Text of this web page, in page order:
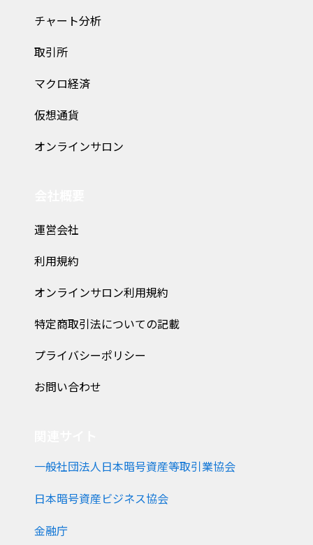
チャート分析
取引所
マクロ経済
仮想通貨
オンラインサロン
運営会社
利用規約
オンラインサロン利用規約
特定商取引法についての記載
プライバシーポリシー
お問い合わせ
一般社団法人日本暗号資産等取引業協会
日本暗号資産ビジネス協会
金融庁